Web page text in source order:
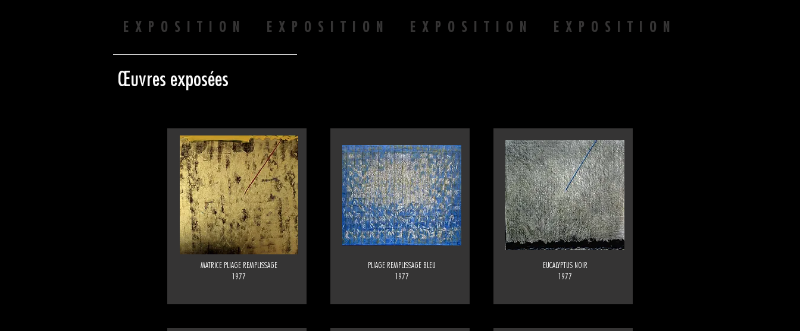
EXPOSITION EXPOSITION EXPOSITION EXPOSITION
Œuvres exposées
MATRICE PLIAGE REMPLISSAGE
1977
PLIAGE REMPLISSAGE BLEU
1977
EUCALYPTUS NOIR
1977